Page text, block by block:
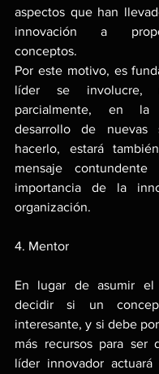
aspectos que han
innovación a
conceptos.
Por este motivo, es
líder se
parcialmente, en
desarrollo de nuevas
hacerlo, estará
mensaje
importancia de la
organización.
4. Mentor
En lugar de asumir
decidir si un
interesante, y si debe
más recursos para ser
líder innovador